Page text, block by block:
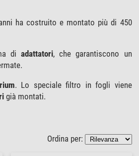
ha costruito e montato più di 450
diadattatori, che garantiscono un
. Lo speciale filtro in fogli viene
già montati.
Ordina per: